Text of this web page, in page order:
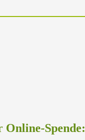
Online-Spende: